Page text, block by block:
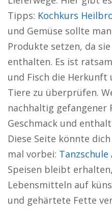
Tipps: Kochkurs
und Gemüse sollte
Produkte setzen, da
enthalten. Es ist
und Fisch die Herkunft
Tiere zu überprüfen.
nachhaltig gefangener
Geschmack und
Diese Seite könnte
mal vorbei: Tanzschule
Speisen bleibt
Lebensmitteln auf
und gehärtete Fette